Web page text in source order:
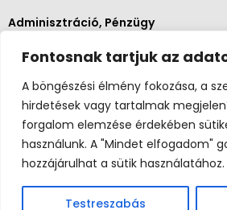
Fontosnak tartjuk az
A böngészési élmény fokozása, a
hirdetések vagy tartalmak
forgalom elemzése érdekében
használunk. A "Mindet elfogadom"
hozzájárulhat a sütik használatához.
Testreszabás
Adminisztráció, Pénzügy
Szerviz és karbantartás
Tel: (06-20)3268654
Tel: (06-1) 436-0384